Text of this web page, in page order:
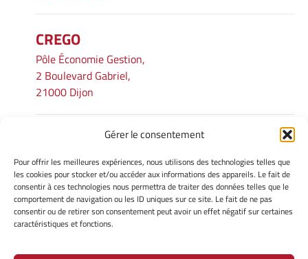
Gérer le consentement
Pour offrir les meilleures expériences, nous utilisons des technologies telles que
les cookies pour stocker et/ou accéder aux informations des appareils. Le fait de
consentir à ces technologies nous permettra de traiter des données telles que le
comportement de navigation ou les ID uniques sur ce site. Le fait de ne pas
consentir ou de retirer son consentement peut avoir un effet négatif sur certaines
caractéristiques et fonctions.
CREGO
Pôle Économie Gestion,
2 Boulevard Gabriel,
21000 Dijon
INFORMATIONS LÉGALES
Mentions légales
Gérer mes cookies
Avertissement
Politique de cookies